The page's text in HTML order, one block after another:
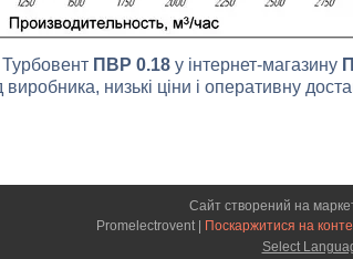
ПВР 0.18 у інтернет-магазину
низькі ціни і оперативну
Сайт створений на
Поскаржитися на
Select